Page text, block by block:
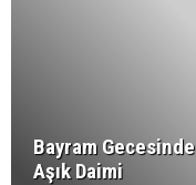
Bayram
Aşık Daimi